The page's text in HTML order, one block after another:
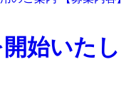
始いたし